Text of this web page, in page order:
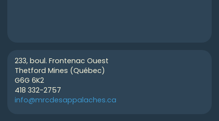
233, boul. Frontenac Ouest
Thetford Mines (Québec)
G6G 6K2
418 332-2757
info@mrcdesappalaches.ca